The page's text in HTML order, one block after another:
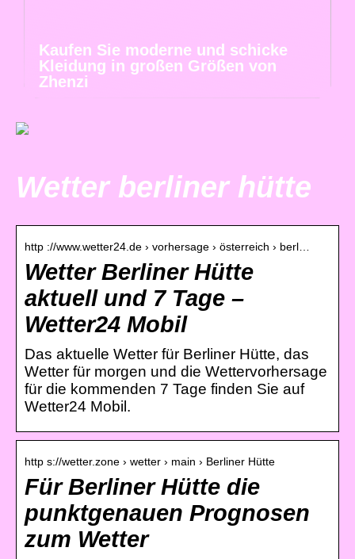
Kaufen Sie moderne und schicke
Kleidung in großen Größen von
Zhenzi
Wetter berliner hütte
http ://www.wetter24.de › vorhersage › österreich › berl…
Wetter Berliner Hütte
aktuell und 7 Tage –
Wetter24 Mobil
Das aktuelle Wetter für Berliner Hütte, das
Wetter für morgen und die Wettervorhersage
für die kommenden 7 Tage finden Sie auf
Wetter24 Mobil.
http s://wetter.zone › wetter › main › Berliner Hütte
Für Berliner Hütte die
punktgenauen Prognosen
zum Wetter